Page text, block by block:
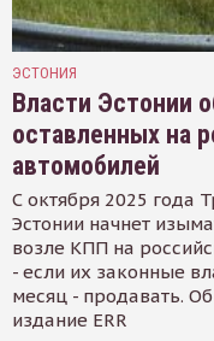
ЭСТОНИЯ
Власти Эстонии
оставленных на
автомобилей
С октября 2025 года
Эстонии начнет
возле КПП на
- если их законные
месяц - продавать.
издание ERR